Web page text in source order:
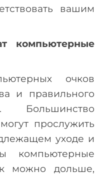
вашим
компьютерные
очков
и правильного
Большинство
прослужить
уходе и
компьютерные
можно дольше,